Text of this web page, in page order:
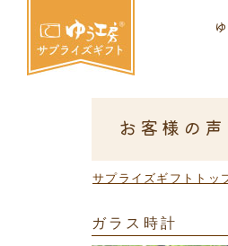
お客様の
サプライズギフトトッ
ガラス時計